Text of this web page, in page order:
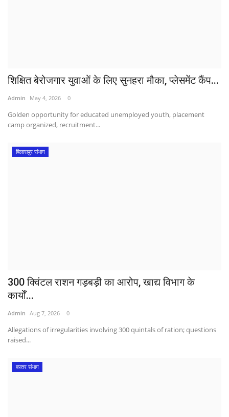
शिक्षित बेरोजगार युवाओं के लिए सुनहरा मौका, प्लेसमेंट कैंप...
Admin May 4, 2026 0
Golden opportunity for educated unemployed youth, placement
camp organized, recruitment...
बिलासपुर संभाग
300 क्विंटल राशन गड़बड़ी का आरोप, खाद्य विभाग के
कार्यों...
Admin Aug 7, 2026 0
Allegations of irregularities involving 300 quintals of ration; questions
raised...
बस्तर संभाग